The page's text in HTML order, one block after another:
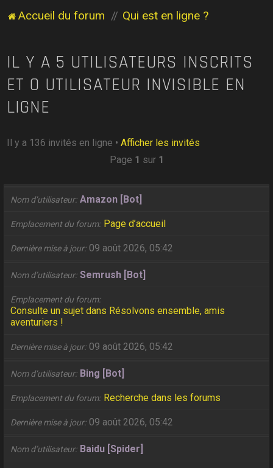
Accueil du forum Qui est en ligne ?
IL Y A 5 UTILISATEURS INSCRITS
ET 0 UTILISATEUR INVISIBLE EN
LIGNE
Il y a 136 invités en ligne •Afficher les invités
Page 1 sur 1
Nom d’utilisateur Amazon [Bot]
Emplacement du forum Page d’accueil
Dernière mise à jour 09 août 2026, 05:42
Nom d’utilisateur Semrush [Bot]
Emplacement du forum
Consulte un sujet dans Résolvons ensemble, amis
aventuriers !
Dernière mise à jour 09 août 2026, 05:42
Nom d’utilisateur Bing [Bot]
Emplacement du forum Recherche dans les forums
Dernière mise à jour 09 août 2026, 05:42
Nom d’utilisateur Baidu [Spider]